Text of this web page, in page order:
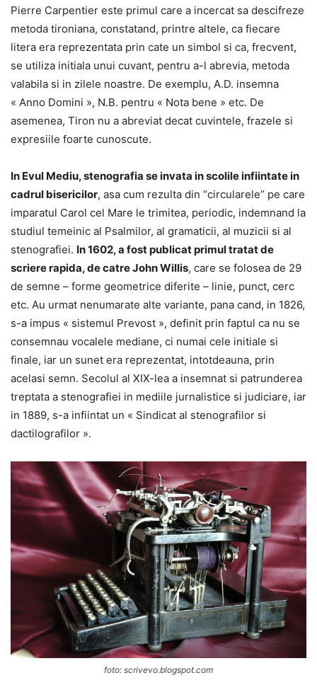
Pierre Carpentier este primul care a incercat sa descifreze
metoda tironiana, constatand, printre altele, ca fiecare
litera era reprezentata prin cate un simbol si ca, frecvent,
se utiliza initiala unui cuvant, pentru a-l abrevia, metoda
valabila si in zilele noastre. De exemplu, A.D. insemna
« Anno Domini », N.B. pentru « Nota bene » etc. De
asemenea, Tiron nu a abreviat decat cuvintele, frazele si
expresiile foarte cunoscute.
In Evul Mediu, stenografia se invata in scolile infiintate in
cadrul bisericilor, asa cum rezulta din “circularele” pe care
imparatul Carol cel Mare le trimitea, periodic, indemnand la
studiul temeinic al Psalmilor, al gramaticii, al muzicii si al
stenografiei. In 1602, a fost publicat primul tratat de
scriere rapida, de catre John Willis, care se folosea de 29
de semne – forme geometrice diferite – linie, punct, cerc
etc. Au urmat nenumarate alte variante, pana cand, in 1826,
s-a impus « sistemul Prevost », definit prin faptul ca nu se
consemnau vocalele mediane, ci numai cele initiale si
finale, iar un sunet era reprezentat, intotdeauna, prin
acelasi semn. Secolul al XIX-lea a insemnat si patrunderea
treptata a stenografiei in mediile jurnalistice si judiciare, iar
in 1889, s-a infiintat un « Sindicat al stenografilor si
dactilografilor ».
foto: scrivevo.blogspot.com